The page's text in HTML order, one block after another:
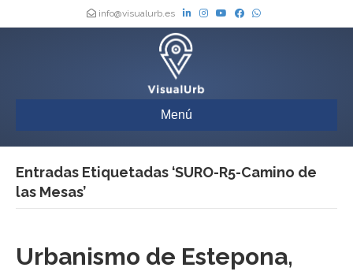
info@visualurb.es
Menú
Entradas Etiquetadas ‘SURO-R5-Camino de
las Mesas’
Urbanismo de Estepona,